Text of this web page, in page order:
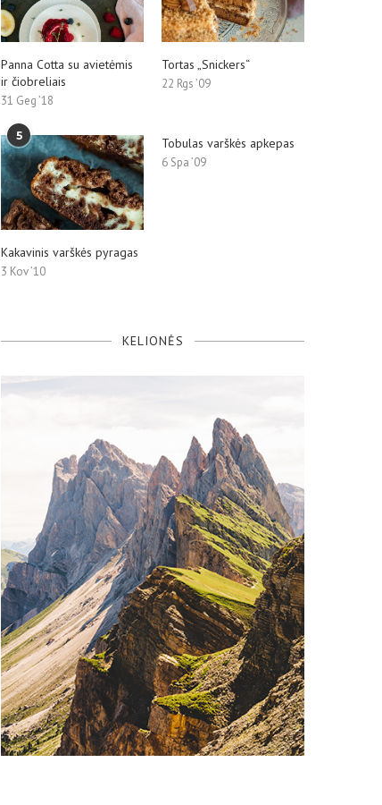
Panna Cotta su avietėmis
ir čiobreliais
31 Geg ’18
Tortas „Snickers“
22 Rgs ’09
5
Kakavinis varškės pyragas
3 Kov ’10
Tobulas varškės apkepas
6 Spa ’09
KELIONĖS